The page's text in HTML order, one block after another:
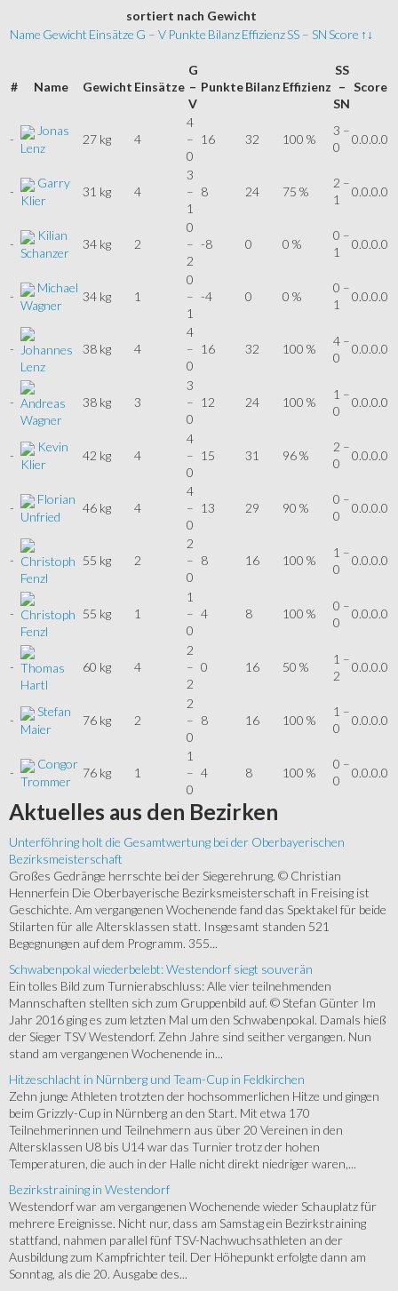
sortiert nach Gewicht
Name Gewicht Einsätze G – V Punkte BilanzEffizienzSS – SNScore ↑↓
# Name Gewicht Einsätze
G
–
V
PunkteBilanz Effizienz
SS
–
SN
Score
-
Jonas
Lenz
27 kg 4
4
–
0
16 32 100 %
3 –
0
0.0.0.0
-
Garry
Klier
31 kg 4
3
–
1
8 24 75 %
2 –
1
0.0.0.0
-
Kilian
Schanzer
34 kg 2
0
–
2
-8 0 0 %
0 –
1
0.0.0.0
-
Michael
Wagner
34 kg 1
0
–
1
-4 0 0 %
0 –
1
0.0.0.0
-
Johannes
Lenz
38 kg 4
4
–
0
16 32 100 %
4 –
0
0.0.0.0
- Andreas
Wagner
38 kg 3
3
–
0
12 24 100 %
1 –
0
0.0.0.0
-
Kevin
Klier
42 kg 4
4
–
0
15 31 96 %
2 –
0
0.0.0.0
-
Florian
Unfried
46 kg 4
4
–
0
13 29 90 %
0 –
0
0.0.0.0
- Christoph
Fenzl
55 kg 2
2
–
0
8 16 100 %
1 –
0
0.0.0.0
- Christoph
Fenzl
55 kg 1
1
–
0
4 8 100 %
0 –
0
0.0.0.0
- Thomas
Hartl
60 kg 4
2
–
2
0 16 50 %
1 –
2
0.0.0.0
-
Stefan
Maier
76 kg 2
2
–
0
8 16 100 %
1 –
0
0.0.0.0
-
Congor
Trommer
76 kg 1
1
–
0
4 8 100 %
0 –
0
0.0.0.0
Aktuelles aus den Bezirken
Unterföhring holt die Gesamtwertung bei der Oberbayerischen
Bezirksmeisterschaft
Großes Gedränge herrschte bei der Siegerehrung. © Christian
Hennerfein Die Oberbayerische Bezirksmeisterschaft in Freising ist
Geschichte. Am vergangenen Wochenende fand das Spektakel für beide
Stilarten für alle Altersklassen statt. Insgesamt standen 521
Begegnungen auf dem Programm. 355...
Schwabenpokal wiederbelebt: Westendorf siegt souverän
Ein tolles Bild zum Turnierabschluss: Alle vier teilnehmenden
Mannschaften stellten sich zum Gruppenbild auf. © Stefan Günter Im
Jahr 2016 ging es zum letzten Mal um den Schwabenpokal. Damals hieß
der Sieger TSV Westendorf. Zehn Jahre sind seither vergangen. Nun
stand am vergangenen Wochenende in...
Hitzeschlacht in Nürnberg und Team-Cup in Feldkirchen
Zehn junge Athleten trotzten der hochsommerlichen Hitze und gingen
beim Grizzly-Cup in Nürnberg an den Start. Mit etwa 170
Teilnehmerinnen und Teilnehmern aus über 20 Vereinen in den
Altersklassen U8 bis U14 war das Turnier trotz der hohen
Temperaturen, die auch in der Halle nicht direkt niedriger waren,...
Bezirkstraining in Westendorf
Westendorf war am vergangenen Wochenende wieder Schauplatz für
mehrere Ereignisse. Nicht nur, dass am Samstag ein Bezirkstraining
stattfand, nahmen parallel fünf TSV-Nachwuchsathleten an der
Ausbildung zum Kampfrichter teil. Der Höhepunkt erfolgte dann am
Sonntag, als die 20. Ausgabe des...